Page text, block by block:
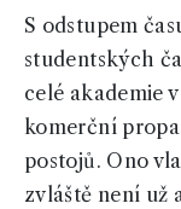
S odstupem
studentských
celé akademie
komerční
postojů. Ono
zvláště není už